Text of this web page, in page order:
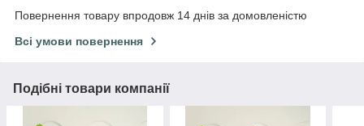
Повернення товару впродовж 14 днів за домовленістю
Всі умови повернення
Подібні товари компанії